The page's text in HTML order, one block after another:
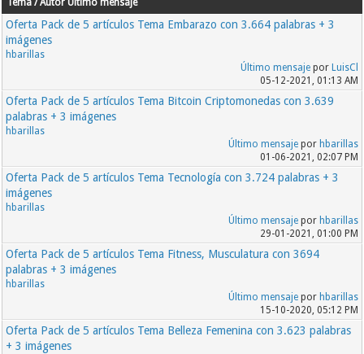
Tema / Autor Último mensaje
Oferta Pack de 5 artículos Tema Embarazo con 3.664 palabras + 3
imágenes
hbarillas
Último mensajepor LuisCl
05-12-2021, 01:13 AM
Oferta Pack de 5 artículos Tema Bitcoin Criptomonedas con 3.639
palabras + 3 imágenes
hbarillas
Último mensajepor hbarillas
01-06-2021, 02:07 PM
Oferta Pack de 5 artículos Tema Tecnología con 3.724 palabras + 3
imágenes
hbarillas
Último mensajepor hbarillas
29-01-2021, 01:00 PM
Oferta Pack de 5 artículos Tema Fitness, Musculatura con 3694
palabras + 3 imágenes
hbarillas
Último mensajepor hbarillas
15-10-2020, 05:12 PM
Oferta Pack de 5 artículos Tema Belleza Femenina con 3.623 palabras
+ 3 imágenes